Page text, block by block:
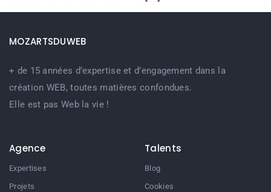
MOZARTSDUWEB
+ de 15 années d’expertise et d’engagement dans la
création WEB, toutes matières confondues.
Elle est pas Web la vie !
Agence
Expertises
Projets
Talents
Blog
Cookies